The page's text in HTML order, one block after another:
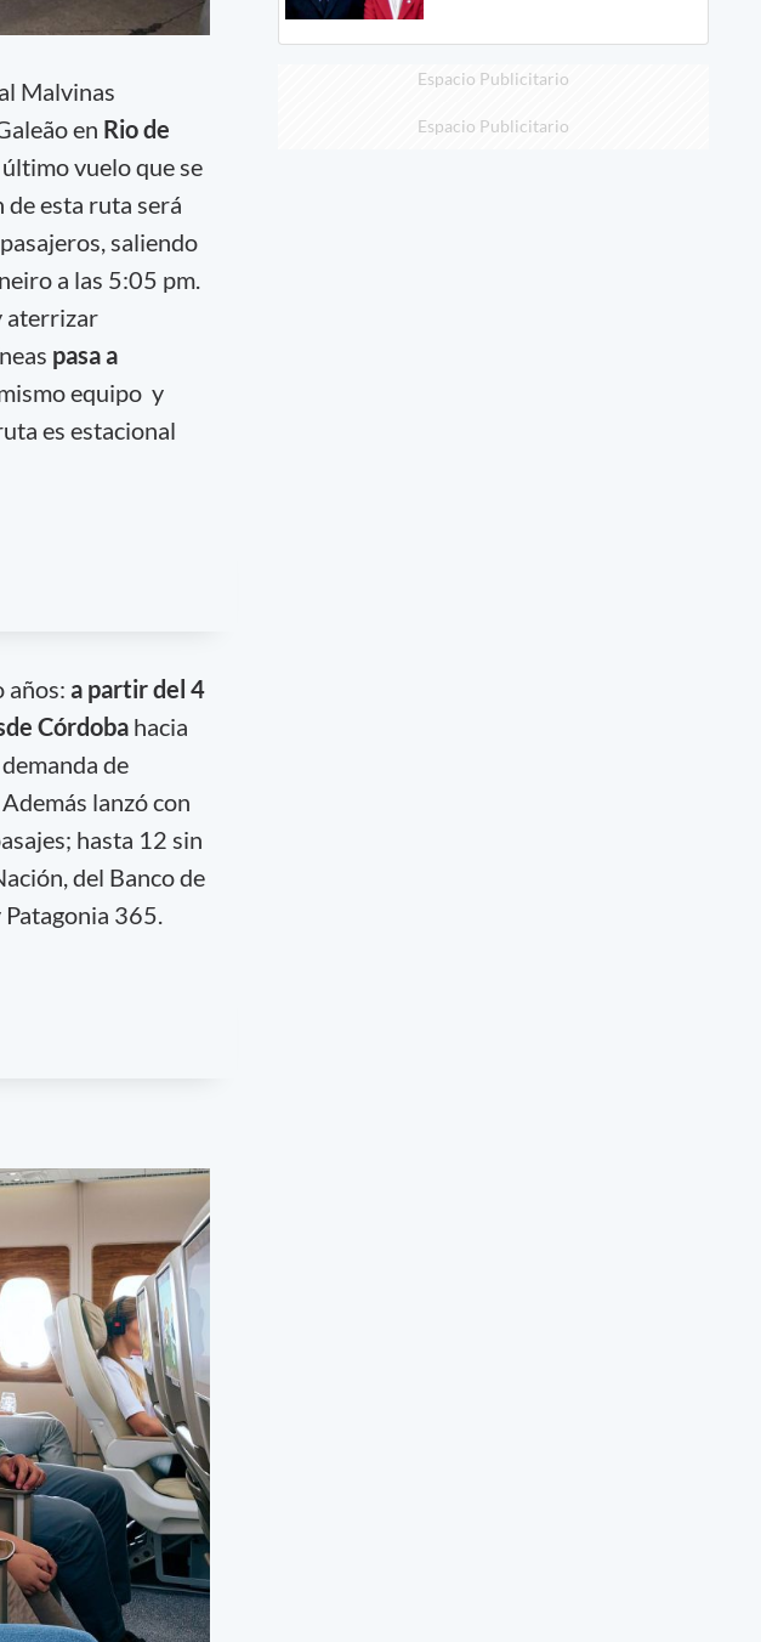
Malvinas
en Rio de
vuelo que se
esta ruta será
saliendo
a las 5:05 pm.
aterrizar
pasa a
equipo y
es estacional
años: a partir del 4
Córdobahacia
de
lanzó con
hasta 12 sin
del Banco de
Patagonia 365.
Espacio Publicitario
Espacio Publicitario